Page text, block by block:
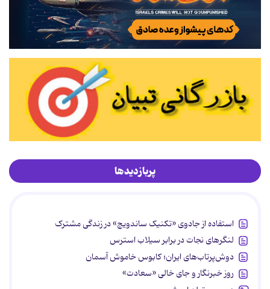
پربازدیدها
استفاده از جادوی «تکنیک ساندویچ» در زندگی مشترک
لنگرهای نجات در برابر سیلاب استرس
دوش‌پرتاب‌های ایران؛ کابوس خاموش آسمان
روز خبرنگار و جای خالی «سعادت»